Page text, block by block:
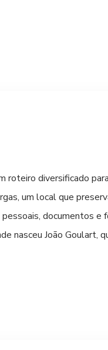
roteiro diversificado
um local que
documentos e
nasceu João Goulart,
ao relaxamento e